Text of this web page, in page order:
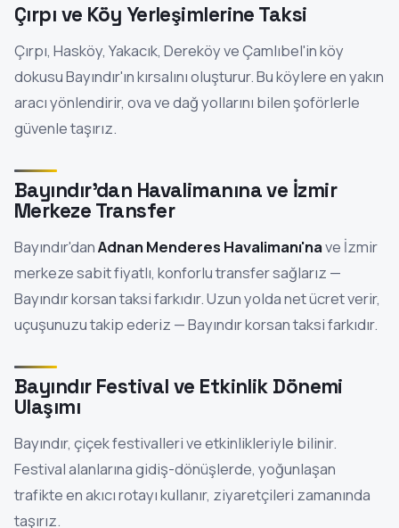
Çırpı ve Köy Yerleşimlerine Taksi
Çırpı, Hasköy, Yakacık, Dereköy ve Çamlıbel'in köy
dokusu Bayındır'ın kırsalını oluşturur. Bu köylere en yakın
aracı yönlendirir, ova ve dağ yollarını bilen şoförlerle
güvenle taşırız.
Bayındır'dan Havalimanına ve İzmir
Merkeze Transfer
Bayındır'danAdnan Menderes Havalimanı'nave İzmir
merkeze sabit fiyatlı, konforlu transfer sağlarız —
Bayındır korsan taksi farkıdır. Uzun yolda net ücret verir,
uçuşunuzu takip ederiz — Bayındır korsan taksi farkıdır.
Bayındır Festival ve Etkinlik Dönemi
Ulaşımı
Bayındır, çiçek festivalleri ve etkinlikleriyle bilinir.
Festival alanlarına gidiş-dönüşlerde, yoğunlaşan
trafikte en akıcı rotayı kullanır, ziyaretçileri zamanında
taşırız.